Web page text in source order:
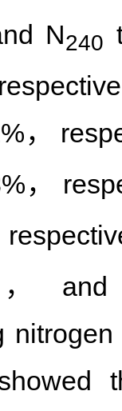
N240
，
，
， and